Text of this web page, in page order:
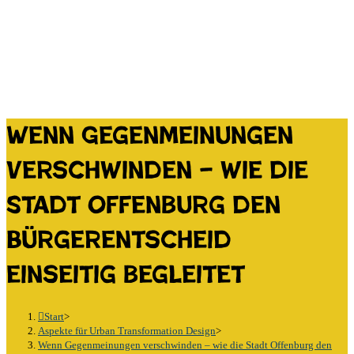
Wenn Gegenmeinungen
verschwinden – wie die
Stadt Offenburg den
Bürgerentscheid
einseitig begleitet
Start>
Aspekte für Urban Transformation Design>
Wenn Gegenmeinungen verschwinden – wie die Stadt Offenburg den